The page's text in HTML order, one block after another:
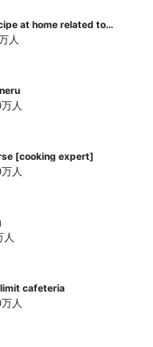
at home related to
/ Yukari's
人
人
[cooking expert]
人
cafeteria
人